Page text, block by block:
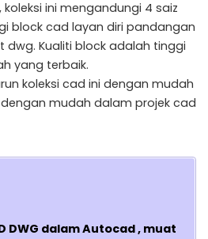
ini mengandungi 4 saiz
block cad layan diri pandangan
Kualiti block adalah tinggi
yang terbaik.
koleksi cad ini dengan mudah
mudah dalam projek cad
DWG dalam Autocad , muat